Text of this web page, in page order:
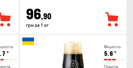
96,90
грн за 1 кг
°
Міцність
5.6 °
Гіркота